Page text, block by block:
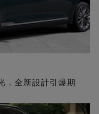
，全新設計引爆期